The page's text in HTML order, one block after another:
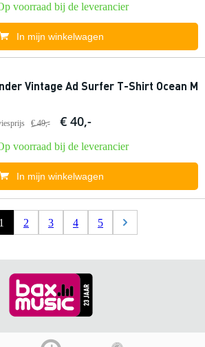
voorraad bij de leverancier
In mijn winkelwagen
Vintage Ad Surfer T-Shirt Ocean M
€ 49,- € 40,-
voorraad bij de leverancier
In mijn winkelwagen
1 2 3 4 5